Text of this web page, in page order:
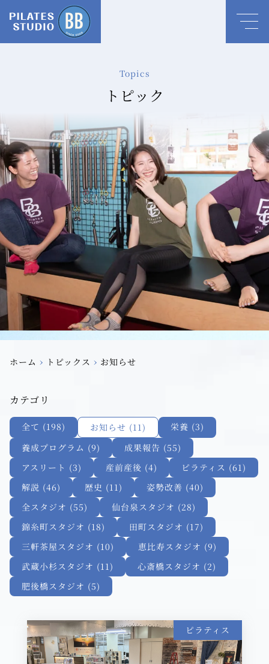
Topics
トピック
ホーム › トピックス › お知らせ
カテゴリ
全て (198) お知らせ (11)
栄養 (3)
養成プログラム (9)
成果報告 (55)
アスリート (3)
産前産後 (4)
ピラティス (61)
解説 (46)
歴史 (11)
姿勢改善 (40)
全スタジオ (55)
仙台泉スタジオ (28)
錦糸町スタジオ (18)
田町スタジオ (17)
三軒茶屋スタジオ (10)
恵比寿スタジオ (9)
武蔵小杉スタジオ (11)
心斎橋スタジオ (2)
肥後橋スタジオ (5)
ピラティス